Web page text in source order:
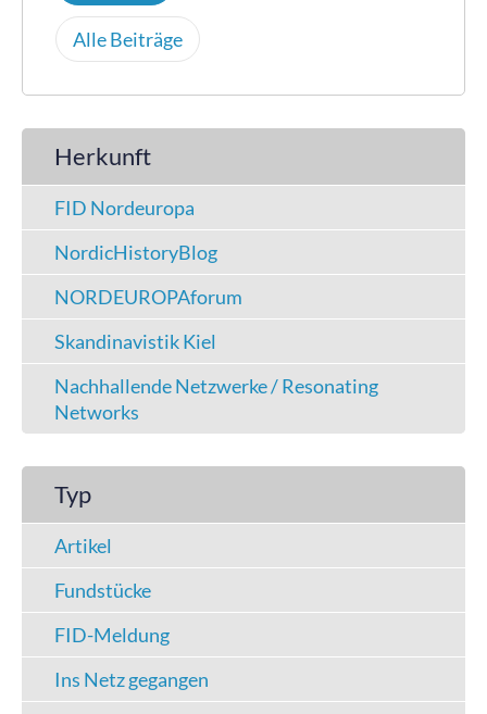
Alle Beiträge
Herkunft
FID Nordeuropa
NordicHistoryBlog
NORDEUROPAforum
Skandinavistik Kiel
Nachhallende Netzwerke / Resonating
Networks
Typ
Artikel
Fundstücke
FID-Meldung
Ins Netz gegangen